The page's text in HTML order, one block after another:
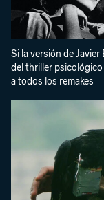
Si la versión de
del thriller
a todos los remakes